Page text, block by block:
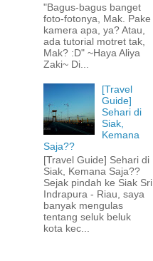
"Bagus-bagus banget
foto-fotonya, Mak. Pake
kamera apa, ya? Atau,
ada tutorial motret tak,
Mak? :D" ~Haya Aliya
Zaki~ Di...
[Travel
Guide]
Sehari di
Siak,
Kemana
Saja??
[Travel Guide] Sehari di
Siak, Kemana Saja??
Sejak pindah ke Siak Sri
Indrapura - Riau, saya
banyak mengulas
tentang seluk beluk
kota kec...